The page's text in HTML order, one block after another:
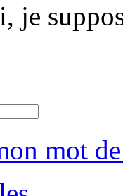
je
mot de